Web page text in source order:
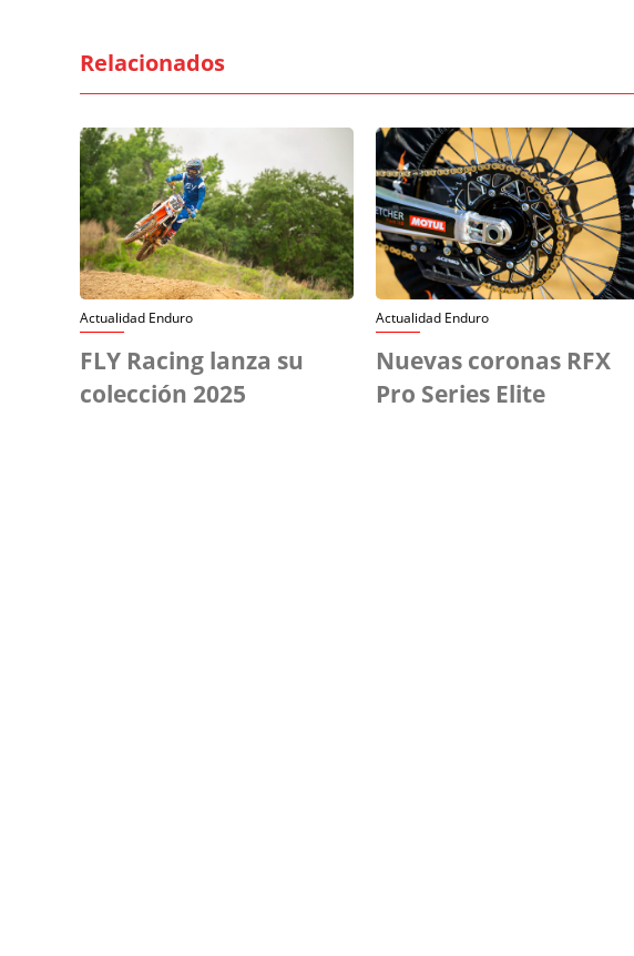
Relacionados
Actualidad Enduro
FLY Racing lanza su
colección 2025
Actualidad Enduro
Nuevas coronas RFX
Pro Series Elite